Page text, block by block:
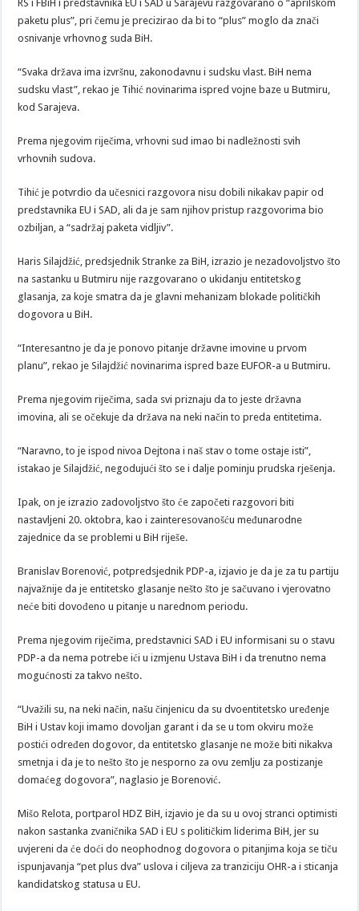
RS i FBiH i predstavnika EU i SAD u Sarajevu razgovarano o “aprilskom
paketu plus”, pri čemu je precizirao da bi to “plus” moglo da znači
osnivanje vrhovnog suda BiH.
“Svaka država ima izvršnu, zakonodavnu i sudsku vlast. BiH nema
sudsku vlast”, rekao je Tihić novinarima ispred vojne baze u Butmiru,
kod Sarajeva.
Prema njegovim riječima, vrhovni sud imao bi nadležnosti svih
vrhovnih sudova.
Tihić je potvrdio da učesnici razgovora nisu dobili nikakav papir od
predstavnika EU i SAD, ali da je sam njihov pristup razgovorima bio
ozbiljan, a “sadržaj paketa vidljiv”.
Haris Silajdžić, predsjednik Stranke za BiH, izrazio je nezadovoljstvo što
na sastanku u Butmiru nije razgovarano o ukidanju entitetskog
glasanja, za koje smatra da je glavni mehanizam blokade političkih
dogovora u BiH.
“Interesantno je da je ponovo pitanje državne imovine u prvom
planu”, rekao je Silajdžić novinarima ispred baze EUFOR-a u Butmiru.
Prema njegovim riječima, sada svi priznaju da to jeste državna
imovina, ali se očekuje da država na neki način to preda entitetima.
“Naravno, to je ispod nivoa Dejtona i naš stav o tome ostaje isti”,
istakao je Silajdžić, negodujući što se i dalje pominju prudska rješenja.
Ipak, on je izrazio zadovoljstvo što će započeti razgovori biti
nastavljeni 20. oktobra, kao i zainteresovanošću međunarodne
zajednice da se problemi u BiH riješe.
Branislav Borenović, potpredsjednik PDP-a, izjavio je da je za tu partiju
najvažnije da je entitetsko glasanje nešto što je sačuvano i vjerovatno
neće biti dovođeno u pitanje u narednom periodu.
Prema njegovim riječima, predstavnici SAD i EU informisani su o stavu
PDP-a da nema potrebe ići u izmjenu Ustava BiH i da trenutno nema
mogućnosti za takvo nešto.
“Uvažili su, na neki način, našu činjenicu da su dvoentitetsko uređenje
BiH i Ustav koji imamo dovoljan garant i da se u tom okviru može
postići određen dogovor, da entitetsko glasanje ne može biti nikakva
smetnja i da je to nešto što je nesporno za ovu zemlju za postizanje
domaćeg dogovora”, naglasio je Borenović.
Mišo Relota, portparol HDZ BiH, izjavio je da su u ovoj stranci optimisti
nakon sastanka zvaničnika SAD i EU s političkim liderima BiH, jer su
uvjereni da će doći do neophodnog dogovora o pitanjima koja se tiču
ispunjavanja “pet plus dva” uslova i ciljeva za tranziciju OHR-a i sticanja
kandidatskog statusa u EU.